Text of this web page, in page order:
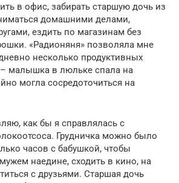
в офис, забирать старшую дочь из
домашними делами,
ездить по магазинам без
«Радионяня» позволяла мне
несколько продуктивных
малышка в люльке спала на
могла сосредоточиться на
как бы я справлялась с
Грудничка можно было
часов с бабушкой, чтобы
наедине, сходить в кино, на
с друзьями. Старшая дочь